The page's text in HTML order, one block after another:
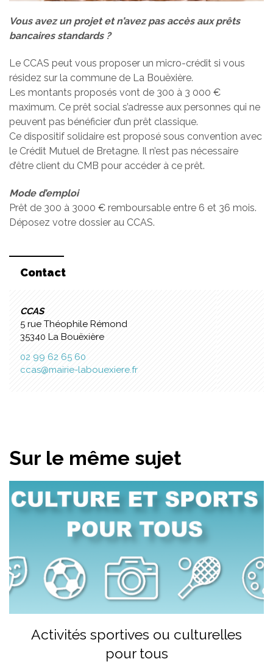
Vous avez un projet et n’avez pas accès aux prêts
bancaires standards ?
Le CCAS peut vous proposer un micro-crédit si vous
résidez sur la commune de La Bouëxière.
Les montants proposés vont de 300 à 3 000 €
maximum. Ce prêt social s’adresse aux personnes qui ne
peuvent pas bénéficier d’un prêt classique.
Ce dispositif solidaire est proposé sous convention avec
le Crédit Mutuel de Bretagne. Il n’est pas nécessaire
d’être client du CMB pour accéder à ce prêt.
Mode d’emploi
Prêt de 300 à 3000 € remboursable entre 6 et 36 mois.
Déposez votre dossier au CCAS.
Contact
CCAS
5 rue Théophile Rémond
35340 La Bouëxière
02 99 62 65 60
ccas@mairie-labouexiere.fr
Sur le même sujet
Activités sportives ou culturelles
pour tous